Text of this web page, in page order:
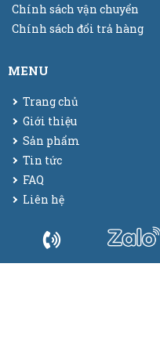
Chính sách vận chuyển
Chính sách đổi trả hàng
MENU
Trang chủ
Giới thiệu
Sản phẩm
Tin tức
FAQ
Liên hệ